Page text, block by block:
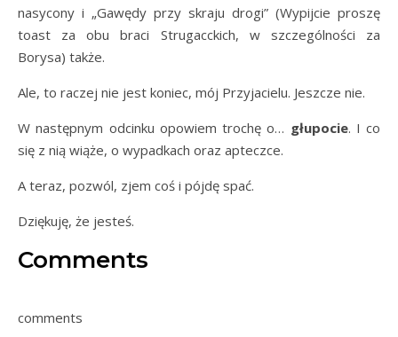
nasycony i „Gawędy przy skraju drogi” (Wypijcie proszę
toast za obu braci Strugacckich, w szczególności za
Borysa) także.
Ale, to raczej nie jest koniec, mój Przyjacielu. Jeszcze nie.
W następnym odcinku opowiem trochę o… głupocie. I co
się z nią wiąże, o wypadkach oraz apteczce.
A teraz, pozwól, zjem coś i pójdę spać.
Dziękuję, że jesteś.
Comments
comments